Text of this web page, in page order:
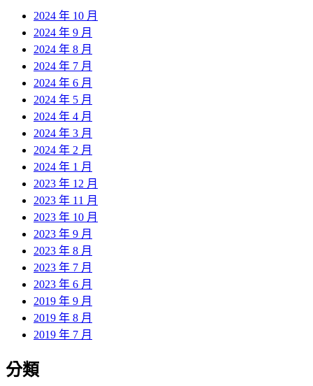
2024 年 10 月
2024 年 9 月
2024 年 8 月
2024 年 7 月
2024 年 6 月
2024 年 5 月
2024 年 4 月
2024 年 3 月
2024 年 2 月
2024 年 1 月
2023 年 12 月
2023 年 11 月
2023 年 10 月
2023 年 9 月
2023 年 8 月
2023 年 7 月
2023 年 6 月
2019 年 9 月
2019 年 8 月
2019 年 7 月
分類